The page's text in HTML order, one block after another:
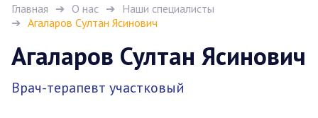
Главная О нас
Наши специалисты
Агаларов Султан Ясинович
Агаларов Султан Ясинович
Врач-терапевт участковый